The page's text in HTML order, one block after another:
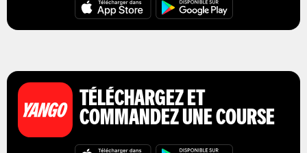
TÉLÉCHARGEZ ET
COMMANDEZ UNE COURSE